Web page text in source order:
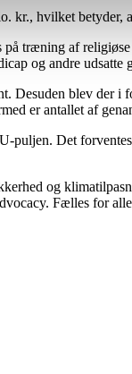
kr., hvilket
træning af
og andre
Desuden blev der i
er antallet af
puljen. Det
og
Fælles for